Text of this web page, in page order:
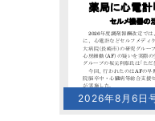
2026年8月6日